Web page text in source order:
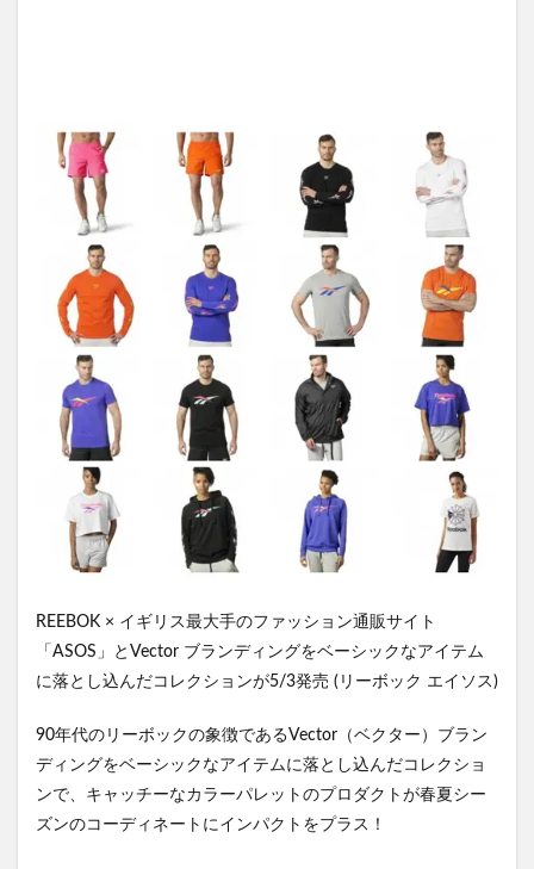
REEBOK × イギリス最大手のファッション通販サイト
「ASOS」とVector ブランディングをベーシックなアイテム
に落とし込んだコレクションが5/3発売 (リーボック エイソス)
90年代のリーボックの象徴であるVector（ベクター）ブラン
ディングをベーシックなアイテムに落とし込んだコレクショ
ンで、キャッチーなカラーパレットのプロダクトが春夏シー
ズンのコーディネートにインパクトをプラス！